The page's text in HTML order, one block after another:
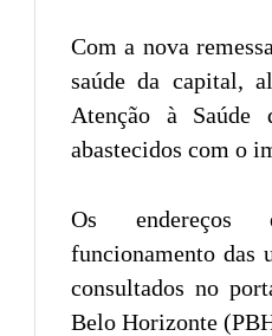
Com a nova
saúde da capital,
Atenção à Saúde
abastecidos com o
Os
funcionamento das
consultados no
Belo Horizonte